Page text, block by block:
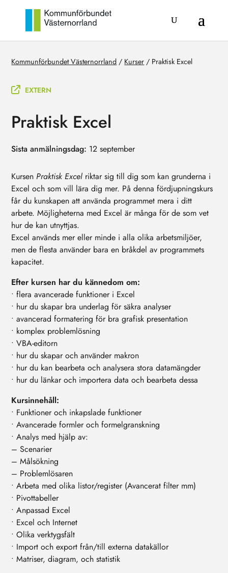
Kommunförbundet Västernorrland / Kurser / Praktisk Excel
EXTERN
Praktisk Excel
Sista anmälningsdag: 12 september
Kursen Praktisk Excel riktar sig till dig som kan grunderna i
Excel och som vill lära dig mer. På denna fördjupningskurs
får du kunskapen att använda programmet mera i ditt
arbete. Möjligheterna med Excel är många för de som vet
hur de kan utnyttjas.
Excel används mer eller minde i alla olika arbetsmiljöer,
men de flesta använder bara en bråkdel av programmets
kapacitet.
Efter kursen har du kännedom om:
• flera avancerade funktioner i Excel
• hur du skapar bra underlag för säkra analyser
• avancerad formatering för bra grafisk presentation
• komplex problemlösning
• VBA-editorn
• hur du skapar och använder makron
• hur du kan bearbeta och analysera stora datamängder
• hur du länkar och importera data och bearbeta dessa
Kursinnehåll:
• Funktioner och inkapslade funktioner
• Avancerade formler och formelgranskning
• Analys med hjälp av:
– Scenarier
– Målsökning
– Problemlösaren
• Arbeta med olika listor/register (Avancerat filter mm)
• Pivottabeller
• Anpassad Excel
• Excel och Internet
• Olika verktygsfält
• Import och export från/till externa datakällor
• Matriser, diagram, och statistik